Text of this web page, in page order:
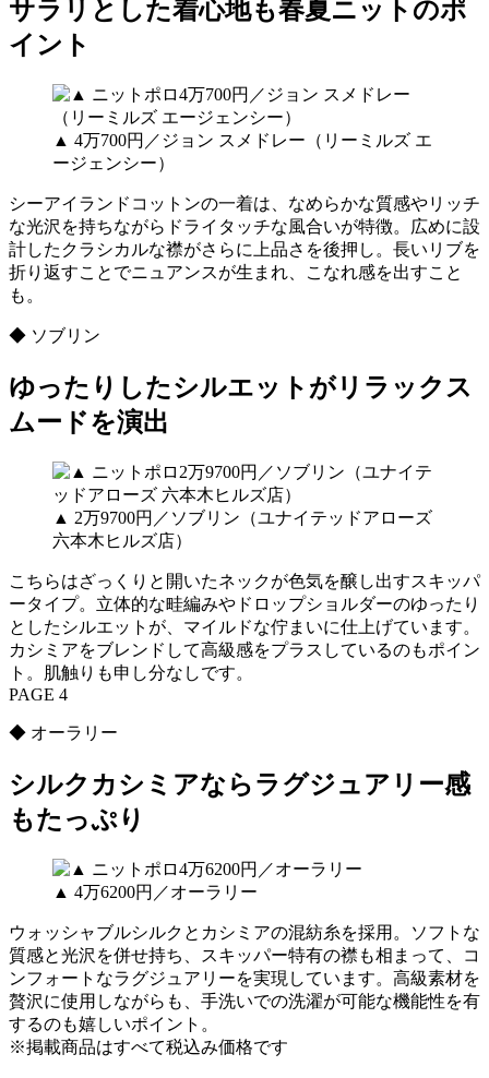
サラリとした着心地も春夏ニットのポ
イント
▲ 4万700円／ジョン スメドレー（リーミルズ エ
ージェンシー）
シーアイランドコットンの一着は、なめらかな質感やリッチ
な光沢を持ちながらドライタッチな風合いが特徴。広めに設
計したクラシカルな襟がさらに上品さを後押し。長いリブを
折り返すことでニュアンスが生まれ、こなれ感を出すこと
も。
◆ ソブリン
ゆったりしたシルエットがリラックス
ムードを演出
▲ 2万9700円／ソブリン（ユナイテッドアローズ
六本木ヒルズ店）
こちらはざっくりと開いたネックが色気を醸し出すスキッパ
ータイプ。立体的な畦編みやドロップショルダーのゆったり
としたシルエットが、マイルドな佇まいに仕上げています。
カシミアをブレンドして高級感をプラスしているのもポイン
ト。肌触りも申し分なしです。
PAGE 4
◆ オーラリー
シルクカシミアならラグジュアリー感
もたっぷり
▲ 4万6200円／オーラリー
ウォッシャブルシルクとカシミアの混紡糸を採用。ソフトな
質感と光沢を併せ持ち、スキッパー特有の襟も相まって、コ
ンフォートなラグジュアリーを実現しています。高級素材を
贅沢に使用しながらも、手洗いでの洗濯が可能な機能性を有
するのも嬉しいポイント。
※掲載商品はすべて税込み価格です